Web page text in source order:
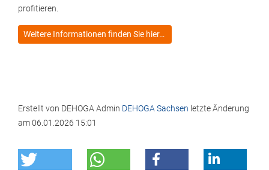
profitieren.
Weitere Informationen finden Sie hier…
Erstellt von DEHOGA Admin DEHOGA Sachsen letzte Änderung
am06.01.2026 15:01